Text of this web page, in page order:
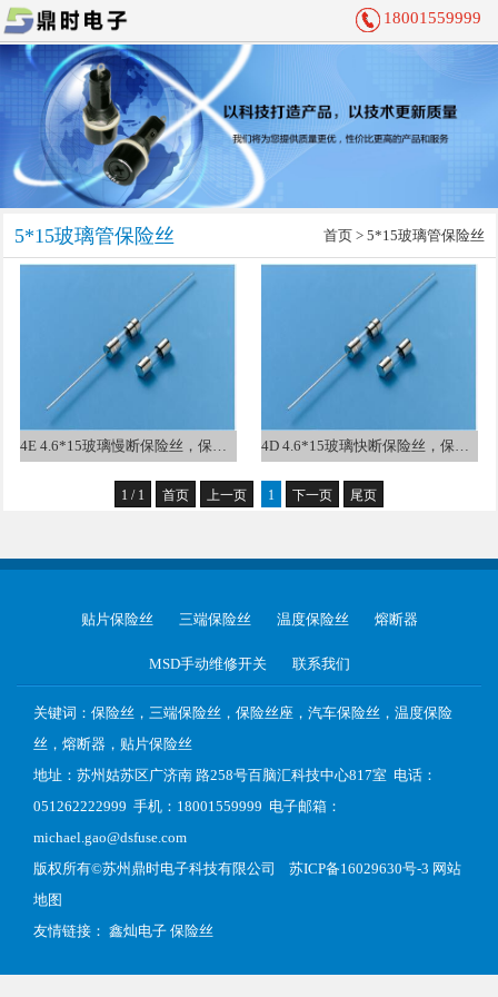
18001559999
5*15玻璃管保险丝 首页> 5*15玻璃管保险丝
4E 4.6*15玻璃慢断保险丝，保险管 UL 4D 4.6*15玻璃快断保险丝，保险管 UL
1 / 1 首页 上一页 1 下一页 尾页
贴片保险丝 三端保险丝 温度保险丝 熔断器
MSD手动维修开关 联系我们
关键词：保险丝，三端保险丝，保险丝座，汽车保险丝，温度保险
丝，熔断器，贴片保险丝
地址：苏州姑苏区广济南 路258号百脑汇科技中心817室 电话：
051262222999 手机：18001559999 电子邮箱：
michael.gao@dsfuse.com
版权所有©苏州鼎时电子科技有限公司 苏ICP备16029630号-3 网站
地图
友情链接： 鑫灿电子 保险丝